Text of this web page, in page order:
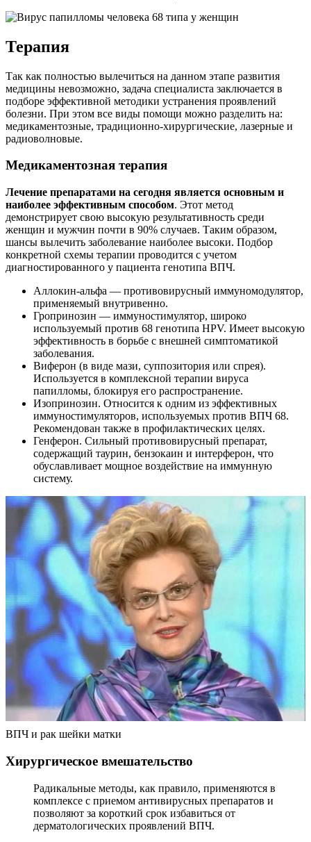
Терапия
Так как полностью вылечиться на данном этапе развития
медицины невозможно, задача специалиста заключается в
подборе эффективной методики устранения проявлений
болезни. При этом все виды помощи можно разделить на:
медикаментозные, традиционно-хирургические, лазерные и
радиоволновые.
Медикаментозная терапия
Лечение препаратами на сегодня является основным и
наиболее эффективным способом. Этот метод
демонстрирует свою высокую результативность среди
женщин и мужчин почти в 90% случаев. Таким образом,
шансы вылечить заболевание наиболее высоки. Подбор
конкретной схемы терапии проводится с учетом
диагностированного у пациента генотипа ВПЧ.
Аллокин-альфа — противовирусный иммуномодулятор,
применяемый внутривенно.
Гропринозин — иммуностимулятор, широко
используемый против 68 генотипа HPV. Имеет высокую
эффективность в борьбе с внешней симптоматикой
заболевания.
Виферон (в виде мази, суппозитория или спрея).
Используется в комплексной терапии вируса
папилломы, блокируя его распространение.
Изопринозин. Относится к одним из эффективных
иммуностимуляторов, используемых против ВПЧ 68.
Рекомендован также в профилактических целях.
Генферон. Сильный противовирусный препарат,
содержащий таурин, бензокаин и интерферон, что
обуславливает мощное воздействие на иммунную
систему.
ВПЧ и рак шейки матки
Хирургическое вмешательство
Радикальные методы, как правило, применяются в
комплексе с приемом антивирусных препаратов и
позволяют за короткий срок избавиться от
дерматологических проявлений ВПЧ.